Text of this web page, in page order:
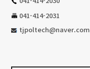
041-414-2031
tjpoltech@naver.com